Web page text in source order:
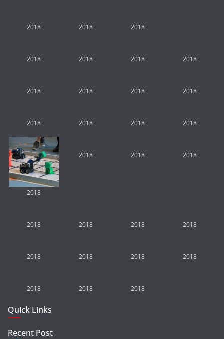
2018 2018 2018
2018 2018 2018 2018
2018 2018 2018 2018
2018 2018 2018 2018
2018
2018 2018 2018
2018 2018 2018 2018
2018 2018 2018 2018
2018 2018 2018
Quick Links
Recent Post